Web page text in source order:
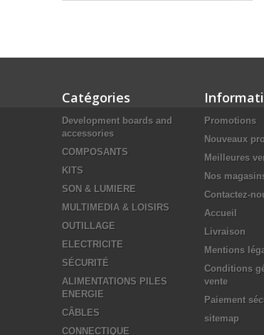
Catégories
Development boards and
accessories
COMPOSANTS
KITS
SON & LUMIERE
MULTIMEDIA & LOISIRS
OUTILLAGE
ELECTRICITE
SÉCURITÉ
ALIMENTATIONS PILES
ENERGIE
CÂBLES
CONNECTIQUE
Promotions
Nouveaux
Meilleures
Nos
Contactez-
Accueil
Livraison
Mentions
Conditions
vente
Paiement
sitemap